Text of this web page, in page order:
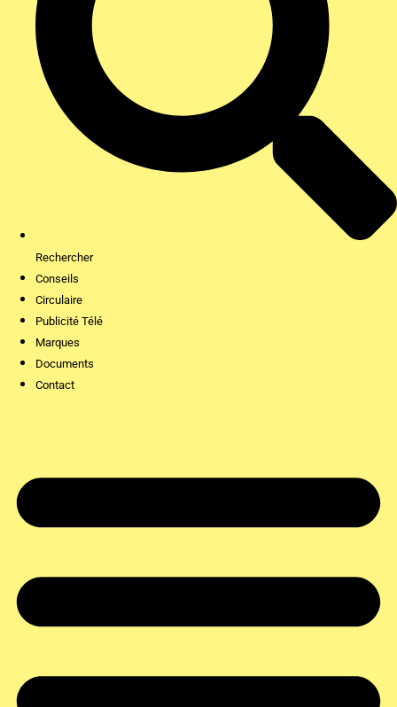
Rechercher
Conseils
Circulaire
Publicité Télé
Marques
Documents
Contact